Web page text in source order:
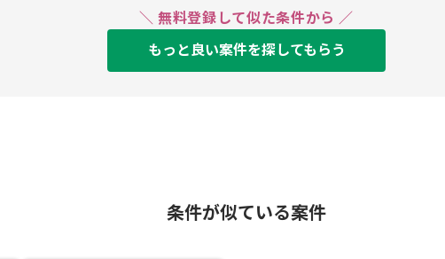
＼ 無料登録して似た条件から ／
もっと良い案件を探してもらう
条件が似ている案件